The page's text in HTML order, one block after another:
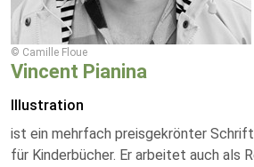
© Camille Floue
Vincent Pianina
Illustration
ist ein mehrfach preisgekrönter
für Kinderbücher. Er arbeitet auch als